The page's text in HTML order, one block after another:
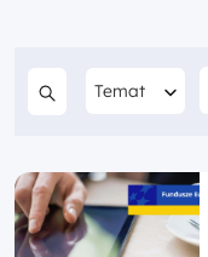
Filtruj według
Temat